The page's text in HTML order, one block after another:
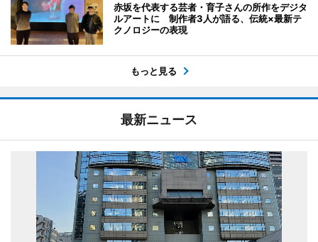
赤坂を代表する芸者・育子さんの所作をデジタ
ルアートに 制作者3人が語る、伝統×最新テ
クノロジーの表現
もっと見る
最新ニュース